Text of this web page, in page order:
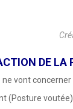
DE
vont concerner
(Posture